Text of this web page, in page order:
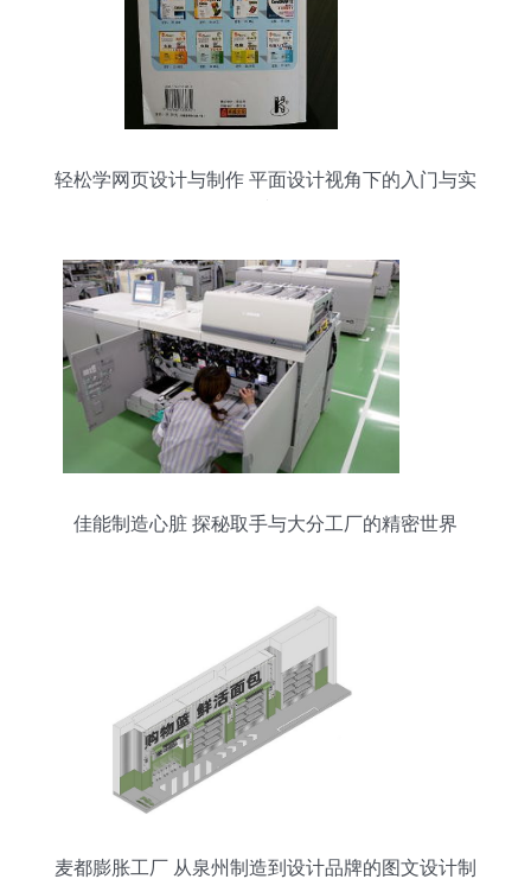
轻松学网页设计与制作 平面设计视角下的入门与实
佳能制造心脏 探秘取手与⼤分工厂的精密世界
麦都膨胀工厂 从泉州制造到设计品牌的图文设计制